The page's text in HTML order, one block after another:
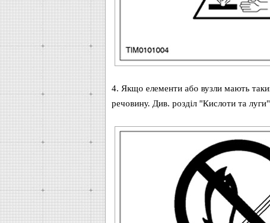
4. Якщо елементи або вузли мають
речовину. Див. розділ "Кислоти та луги"